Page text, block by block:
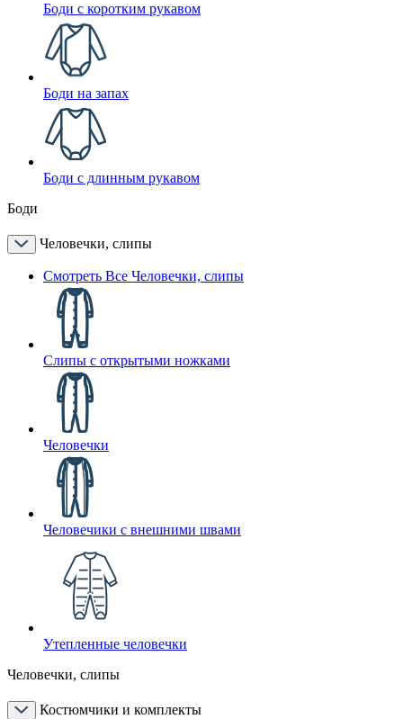
Боди с коротким рукавом
Боди на запах
Боди с длинным рукавом
Боди
Человечки, слипы
Смотреть Все Человечки, слипы
Слипы с открытыми ножками
Человечки
Человечики с внешними швами
Утепленные человечки
Человечки, слипы
Костюмчики и комплекты